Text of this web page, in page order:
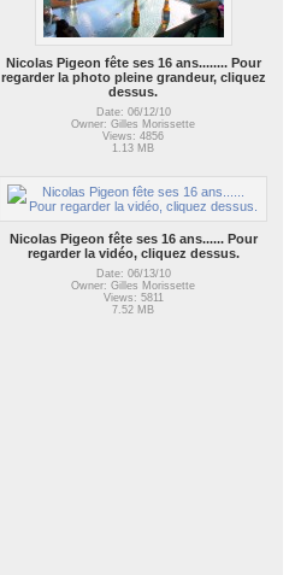
Nicolas Pigeon fête ses 16 ans........Pour
regarder la photo pleine grandeur, cliquez
dessus.
Date: 06/12/10
Owner: Gilles Morissette
Views: 4856
1.13 MB
Nicolas Pigeon fête ses 16 ans......Pour
regarder la vidéo, cliquez dessus.
Date: 06/13/10
Owner: Gilles Morissette
Views: 5811
7.52 MB